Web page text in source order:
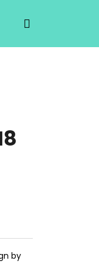
O vykrajovátkách
by